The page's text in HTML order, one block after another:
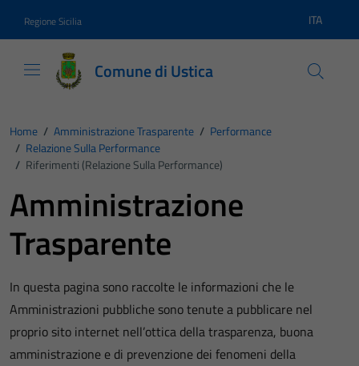
Regione Sicilia Lingua
ITA
Comune di Ustica
Home / Amministrazione Trasparente / Performance
/ Relazione Sulla Performance
/ Riferimenti (Relazione Sulla Performance)
Amministrazione
Trasparente
In questa pagina sono raccolte le informazioni che le
Amministrazioni pubbliche sono tenute a pubblicare nel
proprio sito internet nell’ottica della trasparenza, buona
amministrazione e di prevenzione dei fenomeni della